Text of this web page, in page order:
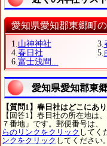
愛知県愛知郡東郷町
1.山神神社 3.
4.春日社 5.
6.富士浅間...
愛知県愛知郡東
【質問1】春日社はどこにあ
【回答1】春日社の所在地は
７番地」です。郵便番号は、
らのリンクをクリック してく
ンクをクリック してください。